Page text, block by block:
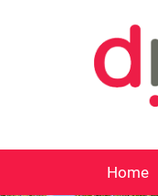
Home